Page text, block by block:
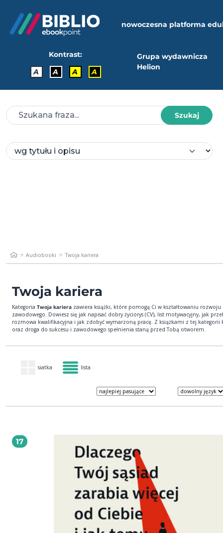
nowoczesna platforma
Kontrast:
A
A A A
Grupa wydawnicza
Helion
Szukaj
Audiobooki Twoja kariera
Twoja kariera
Kategoria Twoja kariera zawiera książki, które pomogą Ci w kształtowaniu rozwoju
zawodowego. Dowiesz się jak napisać dobry życiorys (CV), list motywacyjny, jak
rozmowa kwalifikacyjna i jak zdobyć wymarzoną pracę. Z książkami z tej kategorii
oraz droga do sukcesu i zawodowego spełnienia staną przed Tobą otworem.
siatka lista
17